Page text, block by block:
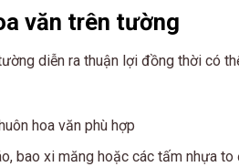
văn trên tường
diễn ra thuận lợi đồng thời có
hoa văn phù hợp
bao xi măng hoặc các tấm nhựa